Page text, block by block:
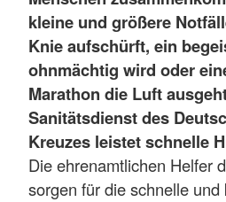
kleine und größere
Knie aufschürft, ein
ohnmächtig wird oder
Marathon die Luft
Sanitätsdienst des
Kreuzes leistet schnelle
Die ehrenamtlichen Helfer
sorgen für die schnelle und